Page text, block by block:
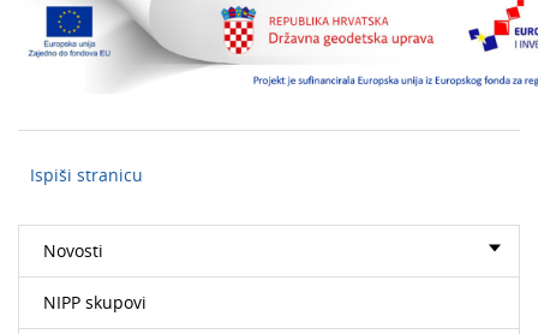
Ispiši stranicu
Novosti
NIPP skupovi